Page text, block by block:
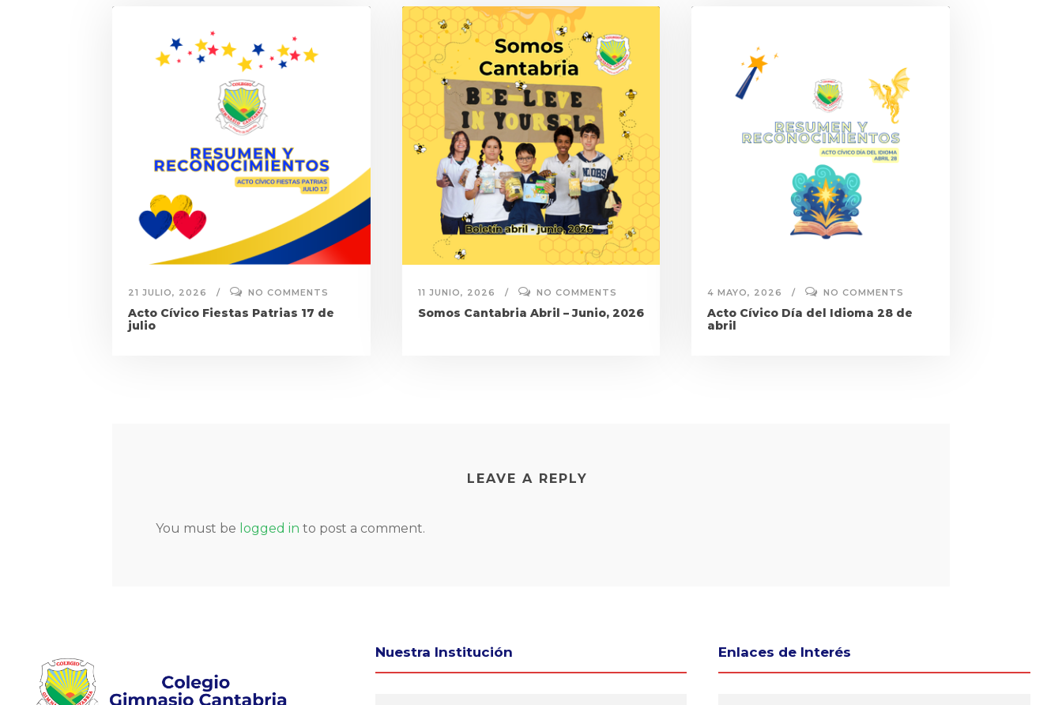
21 JULIO, 2026 NO COMMENTS
Acto Cívico Fiestas Patrias 17 de
julio
11 JUNIO, 2026 NO COMMENTS
Somos Cantabria Abril – Junio, 2026
4 MAYO, 2026 NO COMMENTS
Acto Cívico Día del Idioma 28 de
abril
LEAVE A REPLY
You must be logged in to post a comment.
Nuestra Institución Enlaces de Interés